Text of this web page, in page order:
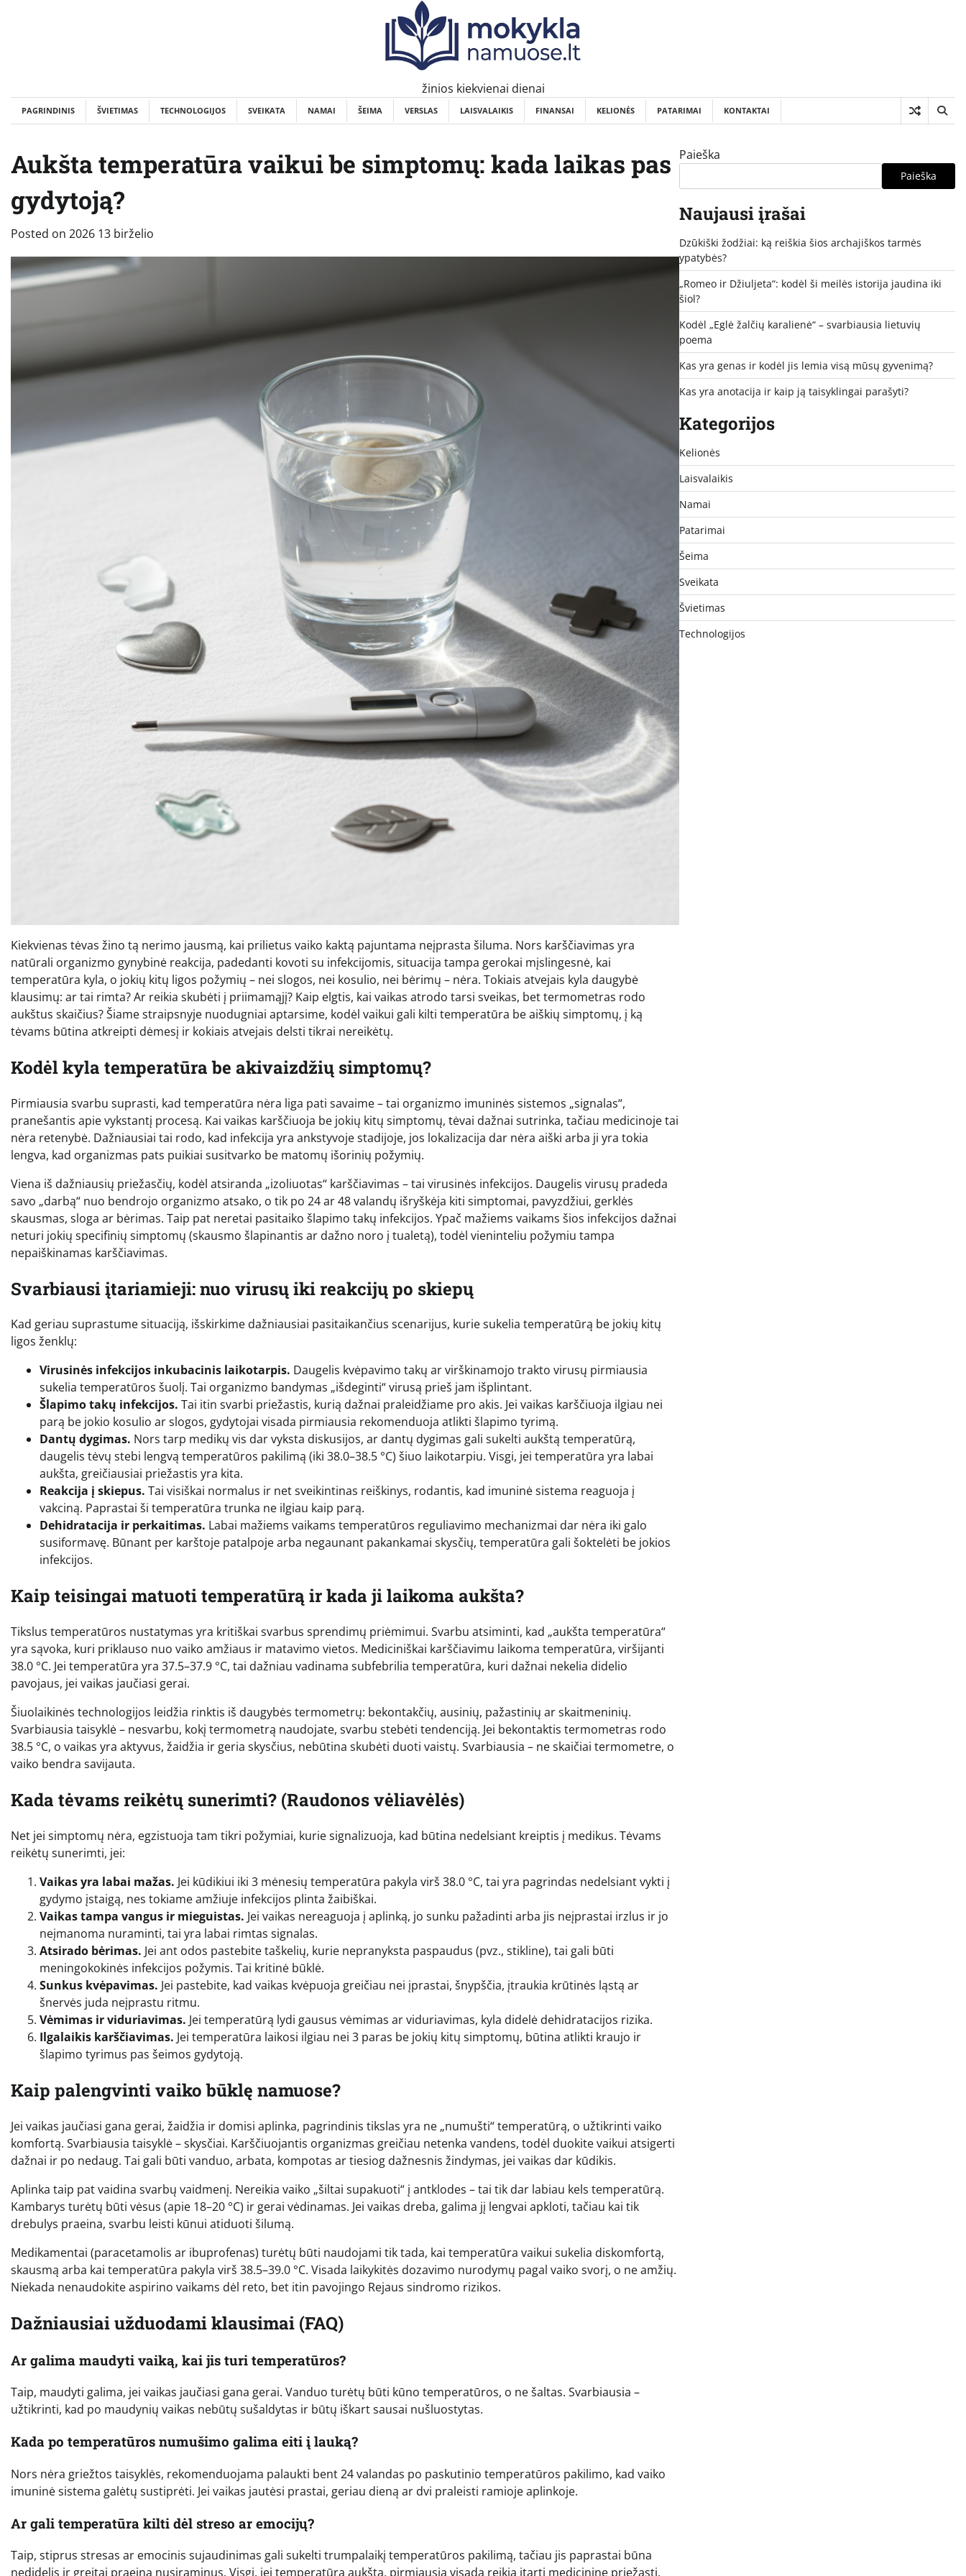
žinios kiekvienai dienai
PAGRINDINIS ŠVIETIMAS TECHNOLOGIJOS SVEIKATA NAMAI ŠEIMA VERSLAS LAISVALAIKIS FINANSAI KELIONĖS PATARIMAI KONTAKTAI
Aukšta temperatūra vaikui be simptomų: kada laikas pas
gydytoją?
Posted on 2026 13 birželio
Kiekvienas tėvas žino tą nerimo jausmą, kai prilietus vaiko kaktą pajuntama neįprasta šiluma. Nors karščiavimas yra
natūrali organizmo gynybinė reakcija, padedanti kovoti su infekcijomis, situacija tampa gerokai mįslingesnė, kai
temperatūra kyla, o jokių kitų ligos požymių – nei slogos, nei kosulio, nei bėrimų – nėra. Tokiais atvejais kyla daugybė
klausimų: ar tai rimta? Ar reikia skubėti į priimamąjį? Kaip elgtis, kai vaikas atrodo tarsi sveikas, bet termometras rodo
aukštus skaičius? Šiame straipsnyje nuodugniai aptarsime, kodėl vaikui gali kilti temperatūra be aiškių simptomų, į ką
tėvams būtina atkreipti dėmesį ir kokiais atvejais delsti tikrai nereikėtų.
Kodėl kyla temperatūra be akivaizdžių simptomų?
Pirmiausia svarbu suprasti, kad temperatūra nėra liga pati savaime – tai organizmo imuninės sistemos „signalas“,
pranešantis apie vykstantį procesą. Kai vaikas karščiuoja be jokių kitų simptomų, tėvai dažnai sutrinka, tačiau medicinoje tai
nėra retenybė. Dažniausiai tai rodo, kad infekcija yra ankstyvoje stadijoje, jos lokalizacija dar nėra aiški arba ji yra tokia
lengva, kad organizmas pats puikiai susitvarko be matomų išorinių požymių.
Viena iš dažniausių priežasčių, kodėl atsiranda „izoliuotas“ karščiavimas – tai virusinės infekcijos. Daugelis virusų pradeda
savo „darbą“ nuo bendrojo organizmo atsako, o tik po 24 ar 48 valandų išryškėja kiti simptomai, pavyzdžiui, gerklės
skausmas, sloga ar bėrimas. Taip pat neretai pasitaiko šlapimo takų infekcijos. Ypač mažiems vaikams šios infekcijos dažnai
neturi jokių specifinių simptomų (skausmo šlapinantis ar dažno noro į tualetą), todėl vieninteliu požymiu tampa
nepaiškinamas karščiavimas.
Svarbiausi įtariamieji: nuo virusų iki reakcijų po skiepų
Kad geriau suprastume situaciją, išskirkime dažniausiai pasitaikančius scenarijus, kurie sukelia temperatūrą be jokių kitų
ligos ženklų:
Virusinės infekcijos inkubacinis laikotarpis. Daugelis kvėpavimo takų ar virškinamojo trakto virusų pirmiausia
sukelia temperatūros šuolį. Tai organizmo bandymas „išdeginti“ virusą prieš jam išplintant.
Šlapimo takų infekcijos. Tai itin svarbi priežastis, kurią dažnai praleidžiame pro akis. Jei vaikas karščiuoja ilgiau nei
parą be jokio kosulio ar slogos, gydytojai visada pirmiausia rekomenduoja atlikti šlapimo tyrimą.
Dantų dygimas. Nors tarp medikų vis dar vyksta diskusijos, ar dantų dygimas gali sukelti aukštą temperatūrą,
daugelis tėvų stebi lengvą temperatūros pakilimą (iki 38.0–38.5 °C) šiuo laikotarpiu. Visgi, jei temperatūra yra labai
aukšta, greičiausiai priežastis yra kita.
Reakcija į skiepus. Tai visiškai normalus ir net sveikintinas reiškinys, rodantis, kad imuninė sistema reaguoja į
vakciną. Paprastai ši temperatūra trunka ne ilgiau kaip parą.
Dehidratacija ir perkaitimas. Labai mažiems vaikams temperatūros reguliavimo mechanizmai dar nėra iki galo
susiformavę. Būnant per karštoje patalpoje arba negaunant pakankamai skysčių, temperatūra gali šoktelėti be jokios
infekcijos.
Kaip teisingai matuoti temperatūrą ir kada ji laikoma aukšta?
Tikslus temperatūros nustatymas yra kritiškai svarbus sprendimų priėmimui. Svarbu atsiminti, kad „aukšta temperatūra“
yra sąvoka, kuri priklauso nuo vaiko amžiaus ir matavimo vietos. Mediciniškai karščiavimu laikoma temperatūra, viršijanti
38.0 °C. Jei temperatūra yra 37.5–37.9 °C, tai dažniau vadinama subfebrilia temperatūra, kuri dažnai nekelia didelio
pavojaus, jei vaikas jaučiasi gerai.
Šiuolaikinės technologijos leidžia rinktis iš daugybės termometrų: bekontakčių, ausinių, pažastinių ar skaitmeninių.
Svarbiausia taisyklė – nesvarbu, kokį termometrą naudojate, svarbu stebėti tendenciją. Jei bekontaktis termometras rodo
38.5 °C, o vaikas yra aktyvus, žaidžia ir geria skysčius, nebūtina skubėti duoti vaistų. Svarbiausia – ne skaičiai termometre, o
vaiko bendra savijauta.
Kada tėvams reikėtų sunerimti? (Raudonos vėliavėlės)
Net jei simptomų nėra, egzistuoja tam tikri požymiai, kurie signalizuoja, kad būtina nedelsiant kreiptis į medikus. Tėvams
reikėtų sunerimti, jei:
Vaikas yra labai mažas. Jei kūdikiui iki 3 mėnesių temperatūra pakyla virš 38.0 °C, tai yra pagrindas nedelsiant vykti į
gydymo įstaigą, nes tokiame amžiuje infekcijos plinta žaibiškai.
Vaikas tampa vangus ir mieguistas. Jei vaikas nereaguoja į aplinką, jo sunku pažadinti arba jis neįprastai irzlus ir jo
neįmanoma nuraminti, tai yra labai rimtas signalas.
Atsirado bėrimas. Jei ant odos pastebite taškelių, kurie nepranyksta paspaudus (pvz., stikline), tai gali būti
meningokokinės infekcijos požymis. Tai kritinė būklė.
Sunkus kvėpavimas. Jei pastebite, kad vaikas kvėpuoja greičiau nei įprastai, šnypščia, įtraukia krūtinės ląstą ar
šnervės juda neįprastu ritmu.
Vėmimas ir viduriavimas. Jei temperatūrą lydi gausus vėmimas ar viduriavimas, kyla didelė dehidratacijos rizika.
Ilgalaikis karščiavimas. Jei temperatūra laikosi ilgiau nei 3 paras be jokių kitų simptomų, būtina atlikti kraujo ir
šlapimo tyrimus pas šeimos gydytoją.
Kaip palengvinti vaiko būklę namuose?
Jei vaikas jaučiasi gana gerai, žaidžia ir domisi aplinka, pagrindinis tikslas yra ne „numušti“ temperatūrą, o užtikrinti vaiko
komfortą. Svarbiausia taisyklė – skysčiai. Karščiuojantis organizmas greičiau netenka vandens, todėl duokite vaikui atsigerti
dažnai ir po nedaug. Tai gali būti vanduo, arbata, kompotas ar tiesiog dažnesnis žindymas, jei vaikas dar kūdikis.
Aplinka taip pat vaidina svarbų vaidmenį. Nereikia vaiko „šiltai supakuoti“ į antklodes – tai tik dar labiau kels temperatūrą.
Kambarys turėtų būti vėsus (apie 18–20 °C) ir gerai vėdinamas. Jei vaikas dreba, galima jį lengvai apkloti, tačiau kai tik
drebulys praeina, svarbu leisti kūnui atiduoti šilumą.
Medikamentai (paracetamolis ar ibuprofenas) turėtų būti naudojami tik tada, kai temperatūra vaikui sukelia diskomfortą,
skausmą arba kai temperatūra pakyla virš 38.5–39.0 °C. Visada laikykitės dozavimo nurodymų pagal vaiko svorį, o ne amžių.
Niekada nenaudokite aspirino vaikams dėl reto, bet itin pavojingo Rejaus sindromo rizikos.
Dažniausiai užduodami klausimai (FAQ)
Ar galima maudyti vaiką, kai jis turi temperatūros?
Taip, maudyti galima, jei vaikas jaučiasi gana gerai. Vanduo turėtų būti kūno temperatūros, o ne šaltas. Svarbiausia –
užtikrinti, kad po maudynių vaikas nebūtų sušaldytas ir būtų iškart sausai nušluostytas.
Kada po temperatūros numušimo galima eiti į lauką?
Nors nėra griežtos taisyklės, rekomenduojama palaukti bent 24 valandas po paskutinio temperatūros pakilimo, kad vaiko
imuninė sistema galėtų sustiprėti. Jei vaikas jautėsi prastai, geriau dieną ar dvi praleisti ramioje aplinkoje.
Ar gali temperatūra kilti dėl streso ar emocijų?
Taip, stiprus stresas ar emocinis sujaudinimas gali sukelti trumpalaikį temperatūros pakilimą, tačiau jis paprastai būna
nedidelis ir greitai praeina nusiraminus. Visgi, jei temperatūra aukšta, pirmiausia visada reikia įtarti medicininę priežastį.
Paieška
Paieška
Naujausi įrašai
Dzūkiški žodžiai: ką reiškia šios archajiškos tarmės
ypatybės?
„Romeo ir Džiuljeta“: kodėl ši meilės istorija jaudina iki
šiol?
Kodėl „Eglė žalčių karalienė“ – svarbiausia lietuvių
poema
Kas yra genas ir kodėl jis lemia visą mūsų gyvenimą?
Kas yra anotacija ir kaip ją taisyklingai parašyti?
Kategorijos
Kelionės
Laisvalaikis
Namai
Patarimai
Šeima
Sveikata
Švietimas
Technologijos